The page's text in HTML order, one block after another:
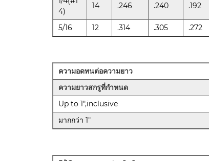
4)
14 .246 .240 .192
5/16 12 .314 .305 .272
ความอดทนต่อความยาว
ความยาวสกรูที่กำหนด
Up to 1",inclusive
มากกว่า 1"